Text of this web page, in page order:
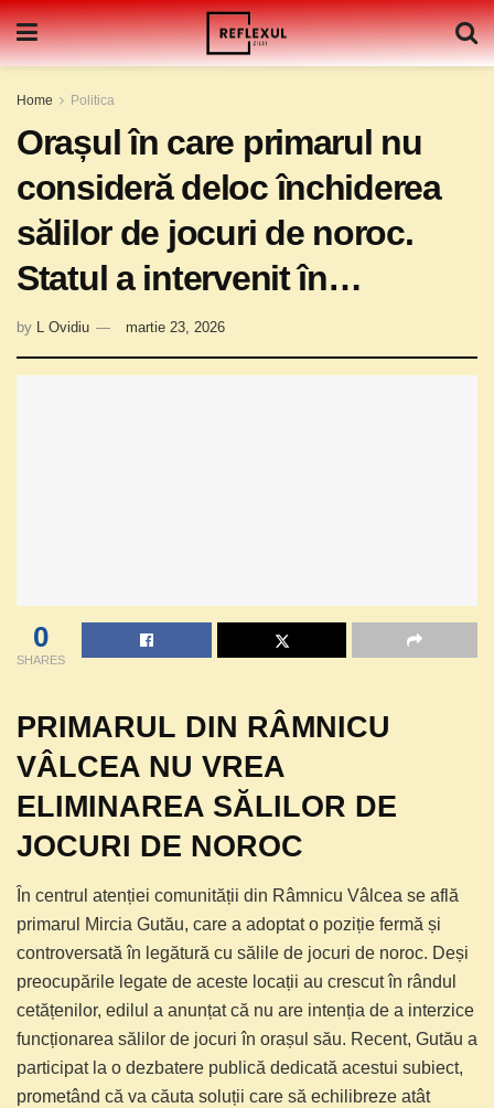
Home Politica
Orașul în care primarul nu
consideră deloc închiderea
sălilor de jocuri de noroc.
Statul a intervenit în…
by L Ovidiu martie 23, 2026
0
SHARES
PRIMARUL DIN RÂMNICU
VÂLCEA NU VREA
ELIMINAREA SĂLILOR DE
JOCURI DE NOROC
În centrul atenției comunității din Râmnicu Vâlcea se află
primarul Mircia Gutău, care a adoptat o poziție fermă și
controversată în legătură cu sălile de jocuri de noroc. Deși
preocupările legate de aceste locații au crescut în rândul
cetățenilor, edilul a anunțat că nu are intenția de a interzice
funcționarea sălilor de jocuri în orașul său. Recent, Gutău a
participat la o dezbatere publică dedicată acestui subiect,
prometând că va căuta soluții care să echilibreze atât